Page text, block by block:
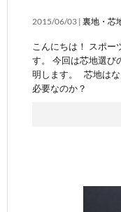
2015/06/03 | 裏地・芯
こんにちは！ スポ
す。 今回は芯地選び
明します。 芯地は
必要なのか？